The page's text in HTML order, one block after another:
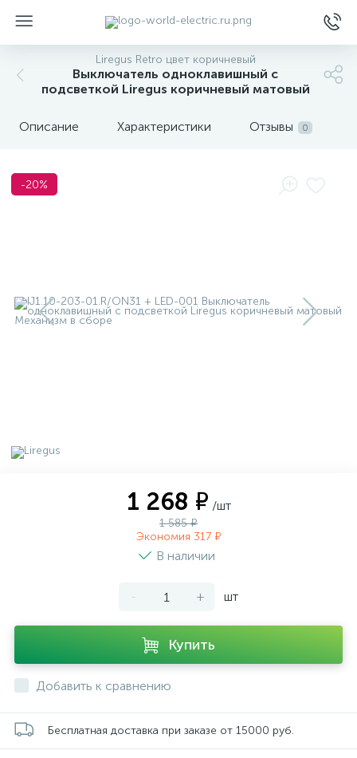
Liregus Retro цвет коричневый
Выключатель одноклавишный с
подсветкой Liregus коричневый матовый
Описание Характеристики Отзывы 0
-20%
1 268 ₽ /шт
1 585 ₽
Экономия 317 ₽
В наличии
- + шт
Купить
Добавить к сравнению
Бесплатная доставка при заказе от 15000 руб.